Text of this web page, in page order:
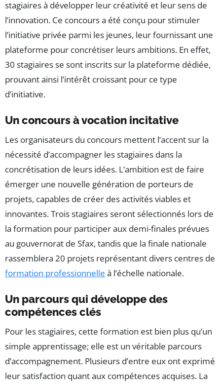
stagiaires à développer leur créativité et leur sens de
l’innovation. Ce concours a été conçu pour stimuler
l’initiative privée parmi les jeunes, leur fournissant une
plateforme pour concrétiser leurs ambitions. En effet,
30 stagiaires se sont inscrits sur la plateforme dédiée,
prouvant ainsi l’intérêt croissant pour ce type
d’initiative.
Un concours à vocation incitative
Les organisateurs du concours mettent l’accent sur la
nécessité d’accompagner les stagiaires dans la
concrétisation de leurs idées. L’ambition est de faire
émerger une nouvelle génération de porteurs de
projets, capables de créer des activités viables et
innovantes. Trois stagiaires seront sélectionnés lors de
la formation pour participer aux demi-finales prévues
au gouvernorat de Sfax, tandis que la finale nationale
rassemblera 20 projets représentant divers centres de
formation professionnelle à l’échelle nationale.
Un parcours qui développe des
compétences clés
Pour les stagiaires, cette formation est bien plus qu’un
simple apprentissage; elle est un véritable parcours
d’accompagnement. Plusieurs d’entre eux ont exprimé
leur satisfaction quant aux compétences acquises. La